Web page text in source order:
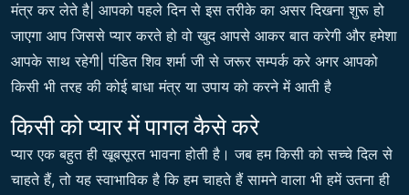
मंत्र कर लेते है| आपको पहले दिन से इस तरीके का असर दिखना शुरू हो
जाएगा आप जिससे प्यार करते हो वो खुद आपसे आकर बात करेगी और हमेशा
आपके साथ रहेगी| पंडित शिव शर्मा जी से जरूर सम्पर्क करे अगर आपको
किसी भी तरह की कोई बाधा मंत्र या उपाय को करने में आती है
किसी को प्यार में पागल कैसे करे
प्यार एक बहुत ही खूबसूरत भावना होती है। जब हम किसी को सच्चे दिल से
चाहते हैं, तो यह स्वाभाविक है कि हम चाहते हैं सामने वाला भी हमें उतना ही